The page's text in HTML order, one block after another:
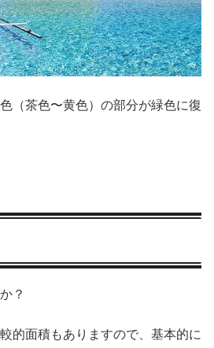
（茶色〜黄色）の部分が緑色に復
？
的面積もありますので、基本的に